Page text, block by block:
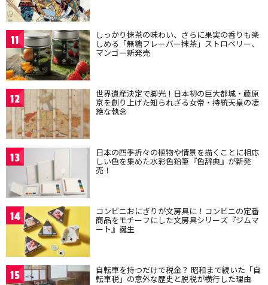
11 しっかり抹茶の味わい、さらに果実の香りも楽
しめる「無糖フレーバー抹茶」ストロベリー、
マンゴー新発売
12 世界遺産決定で脚光！日本初の巨大都城・藤原
京を創り上げた知られざる女帝・持統天皇の凄
絶な執念
13 日本の四季折々の植物や情景を描くことに相応
しい色を集めた水彩色鉛筆『色辞典』が新発
売！
14 コンビニおにぎりが文房具に！コンビニの定番
商品をモチーフにした文房具シリーズ『ジムマ
ート』誕生
15 自転車を持つだけで税金？ 昭和まで続いた「自
転車税」の意外な歴史と脱税が横行した理由